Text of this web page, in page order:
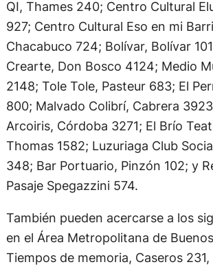
QI, Thames 240; Centro Cultural
927; Centro Cultural Eso en mi
Chacabuco 724; Bolívar, Bolívar
Crearte, Don Bosco 4124; Medio
2148; Tole Tole, Pasteur 683; El
800; Malvado Colibrí, Cabrera
Arcoiris, Córdoba 3271; El Brío
Thomas 1582; Luzuriaga Club
348; Bar Portuario, Pinzón 102; y
Pasaje Spegazzini 574.
También pueden acercarse a los
en el Área Metropolitana de
Tiempos de memoria, Caseros